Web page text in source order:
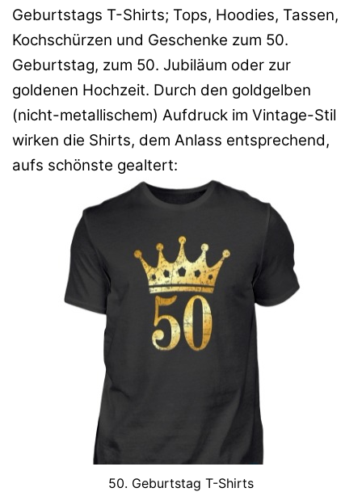
Geburtstags T-Shirts; Tops, Hoodies, Tassen,
Kochschürzen und Geschenke zum 50.
Geburtstag, zum 50. Jubiläum oder zur
goldenen Hochzeit. Durch den goldgelben
(nicht-metallischem) Aufdruck im Vintage-Stil
wirken die Shirts, dem Anlass entsprechend,
aufs schönste gealtert:
50. Geburtstag T-Shirts